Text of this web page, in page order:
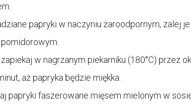
papryki w naczyniu żaroodpornym, zalej je
zapiekaj w nagrzanym piekarniku (180°C) przez
aż papryka będzie miękka.
papryki faszerowane mięsem mielonym w